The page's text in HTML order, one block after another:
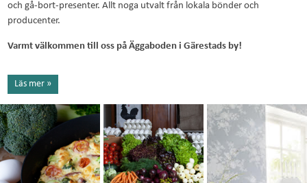
och gå-bort-presenter. Allt noga utvalt från lokala bönder och
producenter.
Varmt välkommen till oss på Äggaboden i Gärestads by!
Läs mer »